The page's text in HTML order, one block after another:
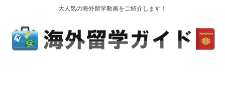
大人気の海外留学動画をご紹介します！